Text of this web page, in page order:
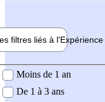
filtres liés à l'Expérience
demandée
Moins de 1 an
De 1 à 3 ans